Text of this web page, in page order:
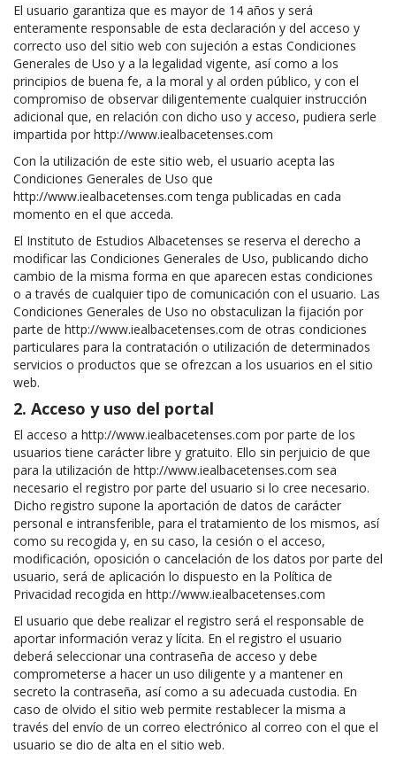
El usuario garantiza que es mayor de 14 años y será
enteramente responsable de esta declaración y del acceso y
correcto uso del sitio web con sujeción a estas Condiciones
Generales de Uso y a la legalidad vigente, así como a los
principios de buena fe, a la moral y al orden público, y con el
compromiso de observar diligentemente cualquier instrucción
adicional que, en relación con dicho uso y acceso, pudiera serle
impartida por http://www.iealbacetenses.com
Con la utilización de este sitio web, el usuario acepta las
Condiciones Generales de Uso que
http://www.iealbacetenses.com tenga publicadas en cada
momento en el que acceda.
El Instituto de Estudios Albacetenses se reserva el derecho a
modificar las Condiciones Generales de Uso, publicando dicho
cambio de la misma forma en que aparecen estas condiciones
o a través de cualquier tipo de comunicación con el usuario. Las
Condiciones Generales de Uso no obstaculizan la fijación por
parte de http://www.iealbacetenses.com de otras condiciones
particulares para la contratación o utilización de determinados
servicios o productos que se ofrezcan a los usuarios en el sitio
web.
2. Acceso y uso del portal
El acceso a http://www.iealbacetenses.com por parte de los
usuarios tiene carácter libre y gratuito. Ello sin perjuicio de que
para la utilización de http://www.iealbacetenses.com sea
necesario el registro por parte del usuario si lo cree necesario.
Dicho registro supone la aportación de datos de carácter
personal e intransferible, para el tratamiento de los mismos, así
como su recogida y, en su caso, la cesión o el acceso,
modificación, oposición o cancelación de los datos por parte del
usuario, será de aplicación lo dispuesto en la Política de
Privacidad recogida en http://www.iealbacetenses.com
El usuario que debe realizar el registro será el responsable de
aportar información veraz y lícita. En el registro el usuario
deberá seleccionar una contraseña de acceso y debe
comprometerse a hacer un uso diligente y a mantener en
secreto la contraseña, así como a su adecuada custodia. En
caso de olvido el sitio web permite restablecer la misma a
través del envío de un correo electrónico al correo con el que el
usuario se dio de alta en el sitio web.